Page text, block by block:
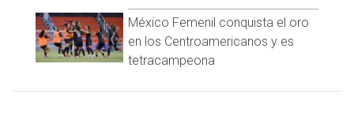
México Femenil conquista el oro
en los Centroamericanos y es
tetracampeona